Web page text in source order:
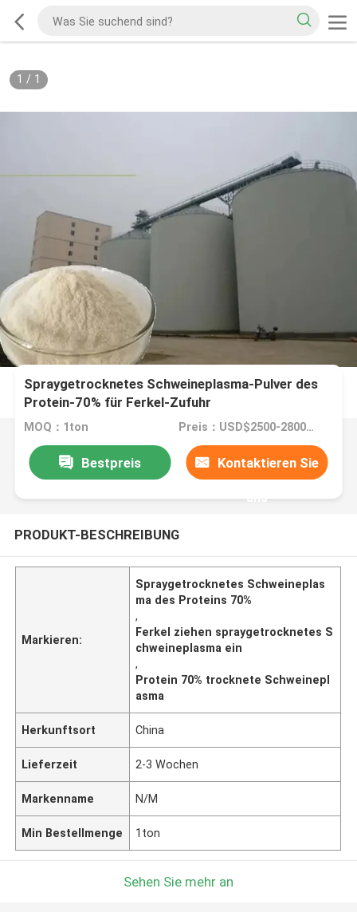
1 / 1
Spraygetrocknetes Schweineplasma-Pulver des
Protein-70% für Ferkel-Zufuhr
MOQ：1ton Preis：USD$2500-2800/ton
Bestpreis Kontaktieren Sie
uns
PRODUKT-BESCHREIBUNG
Markieren:
Spraygetrocknetes Schweineplas
ma des Proteins 70%
,
Ferkel ziehen spraygetrocknetes S
chweineplasma ein
,
Protein 70% trocknete Schweinepl
asma
Herkunftsort China
Lieferzeit 2-3 Wochen
Markenname N/M
Min Bestellmenge 1ton
Sehen Sie mehr an